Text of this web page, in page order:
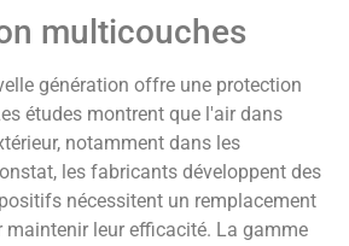
multicouches
génération offre une protection
études montrent que l'air dans
notamment dans les
les fabricants développent des
nécessitent un remplacement
leur efficacité. La gamme